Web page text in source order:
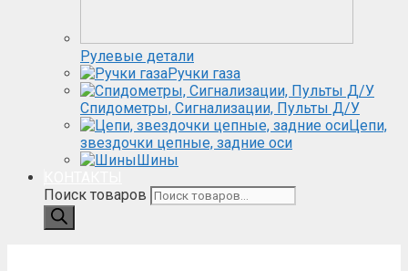
Рулевые детали
Ручки газа
Спидометры, Сигнализации, Пульты Д/У
Цепи,
звездочки цепные, задние оси
Шины
Поиск товаров